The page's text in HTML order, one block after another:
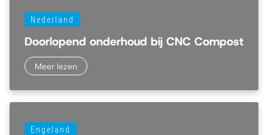
Nederland
Doorlopend onderhoud bij CNC Compost
Meer lezen
Engeland